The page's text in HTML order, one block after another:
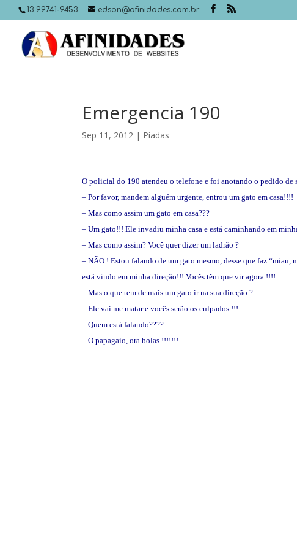
13 99741-9453 edson@afinidades.com.br
Emergencia 190
Sep 11, 2012 | Piadas
O policial do 190 atendeu o telefone e foi anotando o pedido de
– Por favor, mandem alguém urgente, entrou um gato em casa!!!!
– Mas como assim um gato em casa???
– Um gato!!! Ele invadiu minha casa e está caminhando em
– Mas como assim? Você quer dizer um ladrão ?
– NÃO ! Estou falando de um gato mesmo, desse que faz “miau,
está vindo em minha direção!!! Vocês têm que vir agora !!!!
– Mas o que tem de mais um gato ir na sua direção ?
– Ele vai me matar e vocês serão os culpados !!!
– Quem está falando????
– O papagaio, ora bolas !!!!!!!